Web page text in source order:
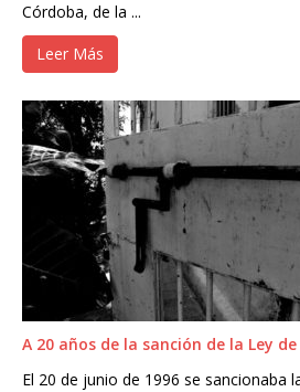
Córdoba, de la ...
Leer Más
A 20 años de la sanción de la Ley
El 20 de junio de 1996 se sancionaba